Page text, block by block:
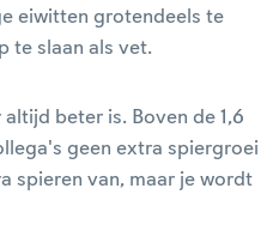
eiwitten grotendeels te
te slaan als vet.
beter is. Boven de 1,6
geen extra spiergroei
spieren van, maar je wordt